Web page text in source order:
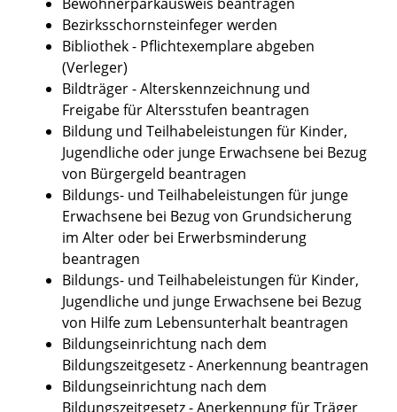
Bezirksschornsteinfeger werden
Bibliothek - Pflichtexemplare abgeben
(Verleger)
Bildträger - Alterskennzeichnung und
Freigabe für Altersstufen beantragen
Bildung und Teilhabeleistungen für Kinder,
Jugendliche oder junge Erwachsene bei Bezug
von Bürgergeld beantragen
Bildungs- und Teilhabeleistungen für junge
Erwachsene bei Bezug von Grundsicherung
im Alter oder bei Erwerbsminderung
beantragen
Bildungs- und Teilhabeleistungen für Kinder,
Jugendliche und junge Erwachsene bei Bezug
von Hilfe zum Lebensunterhalt beantragen
Bildungseinrichtung nach dem
Bildungszeitgesetz - Anerkennung beantragen
Bildungseinrichtung nach dem
Bildungszeitgesetz - Anerkennung für Träger